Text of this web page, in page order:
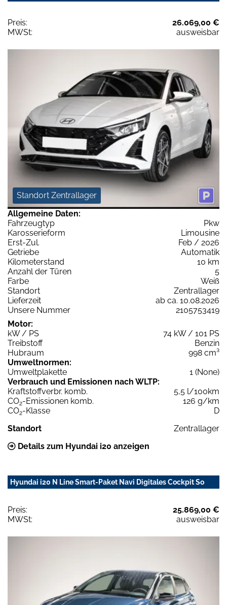
Preis:
26.069,00 €
MWSt:
ausweisbar
Standort Zentrallager
Allgemeine Daten:
Fahrzeugtyp
Pkw
Karosserieform
Limousine
Erst-Zul.
Feb / 2026
Getriebe
Automatik
Kilometerstand
10 km
Anzahl der Türen
5
Farbe
Weiß
Standort
Zentrallager
Lieferzeit
ab ca. 10.08.2026
Unsere Nummer
2105753419
Motor:
kW / PS
74 kW / 101 PS
Treibstoff
Benzin
Hubraum
998 cm³
Umweltnormen:
Umweltplakette
1 (None)
Verbrauch und Emissionen nach WLTP:
Kraftstoffverbr. komb.
5,5 l/100km
CO2-Emissionen komb.
126 g/km
CO2-Klasse
D
Standort
Zentrallager
Details zum Hyundai i20 anzeigen
Hyundai i20 N Line Smart-Paket Navi Digitales Cockpit So
Preis:
25.869,00 €
MWSt:
ausweisbar